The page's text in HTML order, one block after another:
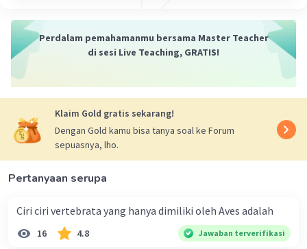
seperti tanaman tembakau, kapas, kentang dan
sayur-sayuran. Sedangkan, bagi sel hewan, klor
berperan dalam sintesis asam hidrolik di dalam
Beri Rating·0.0( 0) Balas
Sandra O
fungsi karbohidrat bagi sel hewan
Beri Rating 0.0(
Perdalam pemahamanmu bersama Master Teacher
di sesi Live Teaching, GRATIS!
Klaim Gold gratis sekarang!
Dengan Gold kamu bisa tanya soal ke Forum
sepuasnya, lho.
Pertanyaan serupa
Ciri ciri vertebrata yang hanya dimiliki oleh Aves adalah
16 4.8 Jawaban terverifikasi